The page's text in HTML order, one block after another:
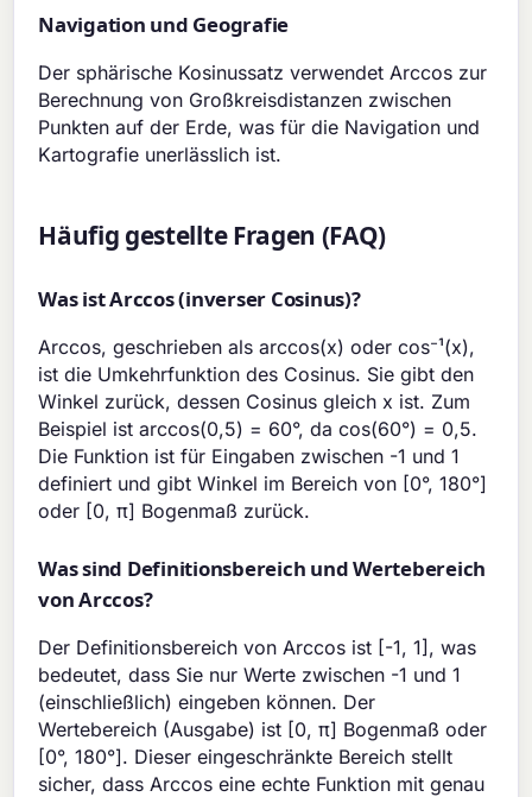
Navigation und Geografie
Der sphärische Kosinussatz verwendet Arccos zur
Berechnung von Großkreisdistanzen zwischen
Punkten auf der Erde, was für die Navigation und
Kartografie unerlässlich ist.
Häufig gestellte Fragen (FAQ)
Was ist Arccos (inverser Cosinus)?
Arccos, geschrieben als arccos(x) oder cos⁻¹(x),
ist die Umkehrfunktion des Cosinus. Sie gibt den
Winkel zurück, dessen Cosinus gleich x ist. Zum
Beispiel ist arccos(0,5) = 60°, da cos(60°) = 0,5.
Die Funktion ist für Eingaben zwischen -1 und 1
definiert und gibt Winkel im Bereich von [0°, 180°]
oder [0, π] Bogenmaß zurück.
Was sind Definitionsbereich und Wertebereich
von Arccos?
Der Definitionsbereich von Arccos ist [-1, 1], was
bedeutet, dass Sie nur Werte zwischen -1 und 1
(einschließlich) eingeben können. Der
Wertebereich (Ausgabe) ist [0, π] Bogenmaß oder
[0°, 180°]. Dieser eingeschränkte Bereich stellt
sicher, dass Arccos eine echte Funktion mit genau